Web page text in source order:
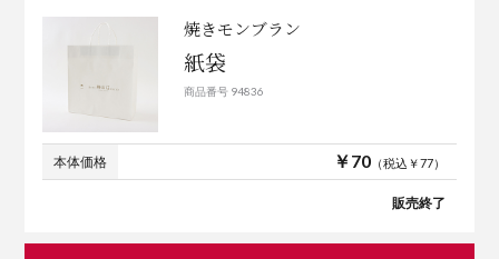
焼きモンブラン
紙袋
商品番号 94836
本体価格 ￥70（税込￥77）
販売終了